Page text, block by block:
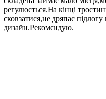
регулюється.На кінці
сковзатися,не дряпає
дизайн.Рекомендую.